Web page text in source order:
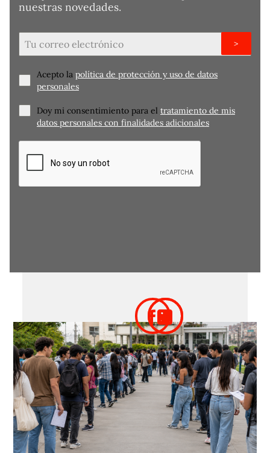
nuestras novedades.
Acepto la política de protección y uso de datos
personales
Doy mi consentimiento para el tratamiento de mis
datos personales con finalidades adicionales
>